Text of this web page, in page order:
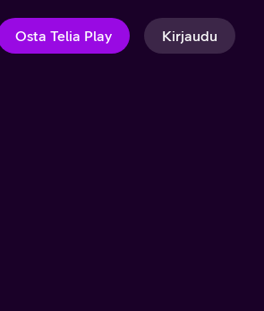
Osta Telia Play Kirjaudu